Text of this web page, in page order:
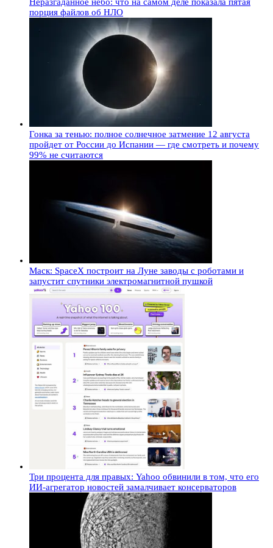
Неразгаданное небо: что на самом деле показала пятая
порция файлов об НЛО
Гонка за тенью: полное солнечное затмение 12 августа
пройдет от России до Испании — где смотреть и почему
99% не считаются
Маск: SpaceX построит на Луне заводы с роботами и
запустит спутники электромагнитной пушкой
Три процента для правых: Yahoo обвинили в том, что его
ИИ-агрегатор новостей замалчивает консерваторов